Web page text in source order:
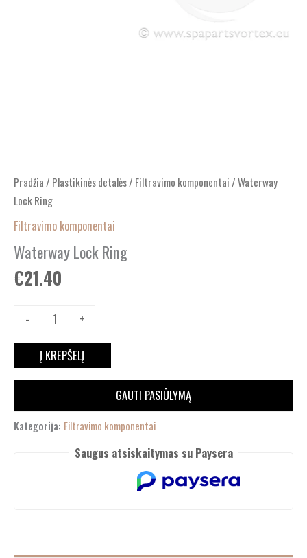
Pradžia / Plastikinės detalės/ Filtravimo komponentai / Waterway
Lock Ring
Filtravimo komponentai
Waterway Lock Ring
€21.40
- +
Į KREPŠELĮ
GAUTI PASIŪLYMĄ
Kategorija: Filtravimo komponentai
Saugus atsiskaitymas su Paysera